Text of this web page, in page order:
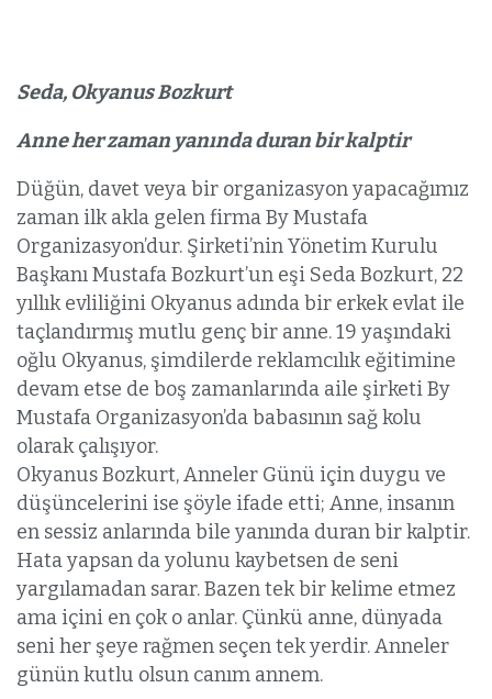
Seda, Okyanus Bozkurt
Anne her zaman yanında duran bir kalptir
Düğün, davet veya bir organizasyon yapacağımız
zaman ilk akla gelen firma By Mustafa
Organizasyon’dur. Şirketi’nin Yönetim Kurulu
Başkanı Mustafa Bozkurt’un eşi Seda Bozkurt, 22
yıllık evliliğini Okyanus adında bir erkek evlat ile
taçlandırmış mutlu genç bir anne. 19 yaşındaki
oğlu Okyanus, şimdilerde reklamcılık eğitimine
devam etse de boş zamanlarında aile şirketi By
Mustafa Organizasyon’da babasının sağ kolu
olarak çalışıyor.
Okyanus Bozkurt, Anneler Günü için duygu ve
düşüncelerini ise şöyle ifade etti; Anne, insanın
en sessiz anlarında bile yanında duran bir kalptir.
Hata yapsan da yolunu kaybetsen de seni
yargılamadan sarar. Bazen tek bir kelime etmez
ama içini en çok o anlar. Çünkü anne, dünyada
seni her şeye rağmen seçen tek yerdir. Anneler
günün kutlu olsun canım annem.